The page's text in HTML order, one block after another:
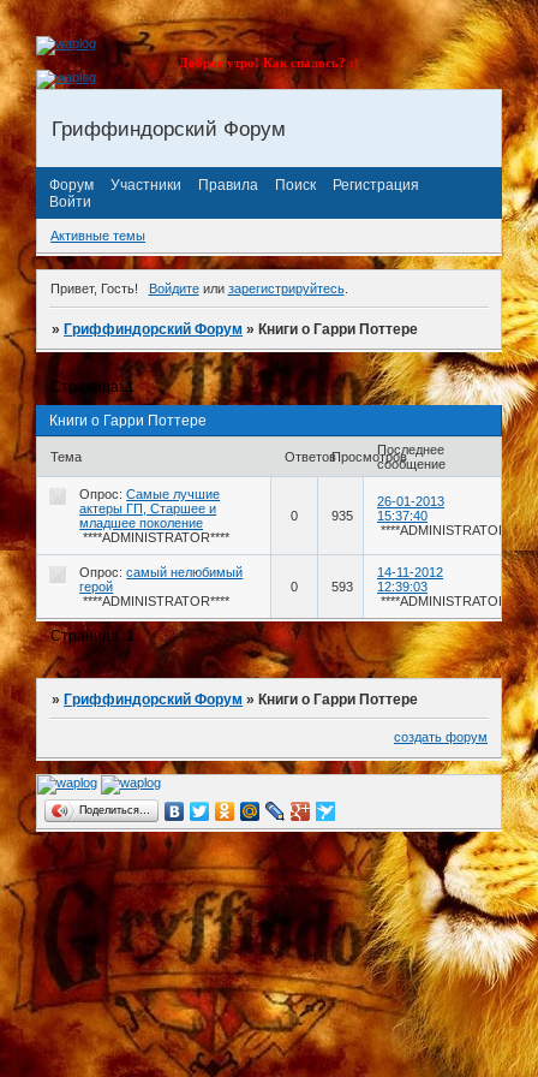
Доброе утро! Как спалось? :)
Гриффиндорский Форум
Форум Участники Правила Поиск
Регистрация
Войти
Активные темы
Привет, Гость! Войдитеили зарегистрируйтесь.
»Гриффиндорский Форум »Книги о Гарри Поттере
Книги о Гарри Поттере
Страница:1
Тема ОтветовПросмотровПоследнее
сообщение
Опрос: Cамые лучшие
актеры ГП, Старшее и
младшее поколение
****ADMINISTRATOR****
0 935
26-01-2013
15:37:40
****ADMINISTRATOR****
Опрос: самый нелюбимый
герой
****ADMINISTRATOR****
0 593
14-11-2012
12:39:03
****ADMINISTRATOR****
Страница:1
»Гриффиндорский Форум »Книги о Гарри Поттере
создать форум
Поделиться…